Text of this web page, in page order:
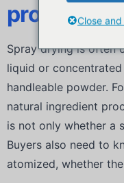
Spray drying is often
liquid or
handleable powder.
natural ingredient
is not only whether a
Buyers also need to
atomized, whether
Close